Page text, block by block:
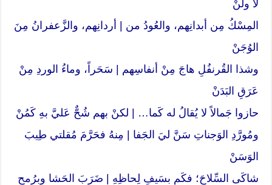
لا ولنْ
المِسْكُ مِن أبدانِهم، والعُودُ من | أردانِهم، والزَّعفرانُ مِنَ
الوُجَنْ
وشذا القُرنفُلِ هاجَ مِنْ أنفاسِهم | سَحَراً، وماءُ الوردِ مِنْ
عَرَقِ البَدَنْ
حازوا جَمالاً لا يُقالُ له كَما… | لكنْ بهم شُحٌّ عَليَّ بهِ كَمُنْ
ومُورَّدِ الوَجناتِ سَنَّ ليَ الجَفا | مِنهُ فحَرَّمَ مُقلتي طِيبَ
الوَسَنْ
شاكَى السِّلاحَ؛ فكَم بسَيفِ لِحاظِهِ | ضَرَبَ الحَشا وبرُمحِ